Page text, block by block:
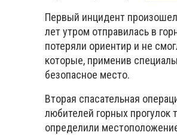
Первый инцидент
лет утром отправилась в
потеряли ориентир и не
которые, применив
безопасное место.
Вторая спасательная
любителей горных прогулок
определили